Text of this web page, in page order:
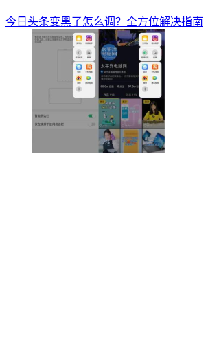
今日头条变黑了怎么调？全方位解决指南